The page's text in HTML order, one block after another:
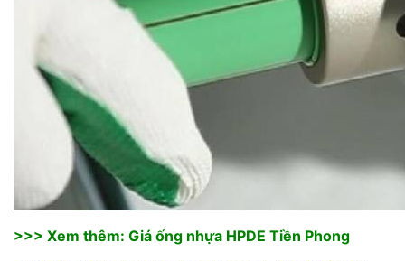
>>> Xem thêm: Giá ống nhựa HPDE Tiền Phong